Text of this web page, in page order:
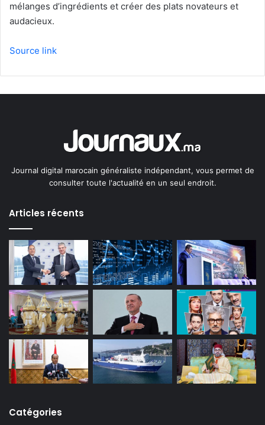
mélanges d’ingrédients et créer des plats novateurs et
audacieux.
Source link
Journal digital marocain généraliste indépendant, vous permet de
consulter toute l'actualité en un seul endroit.
Articles récents
Catégories